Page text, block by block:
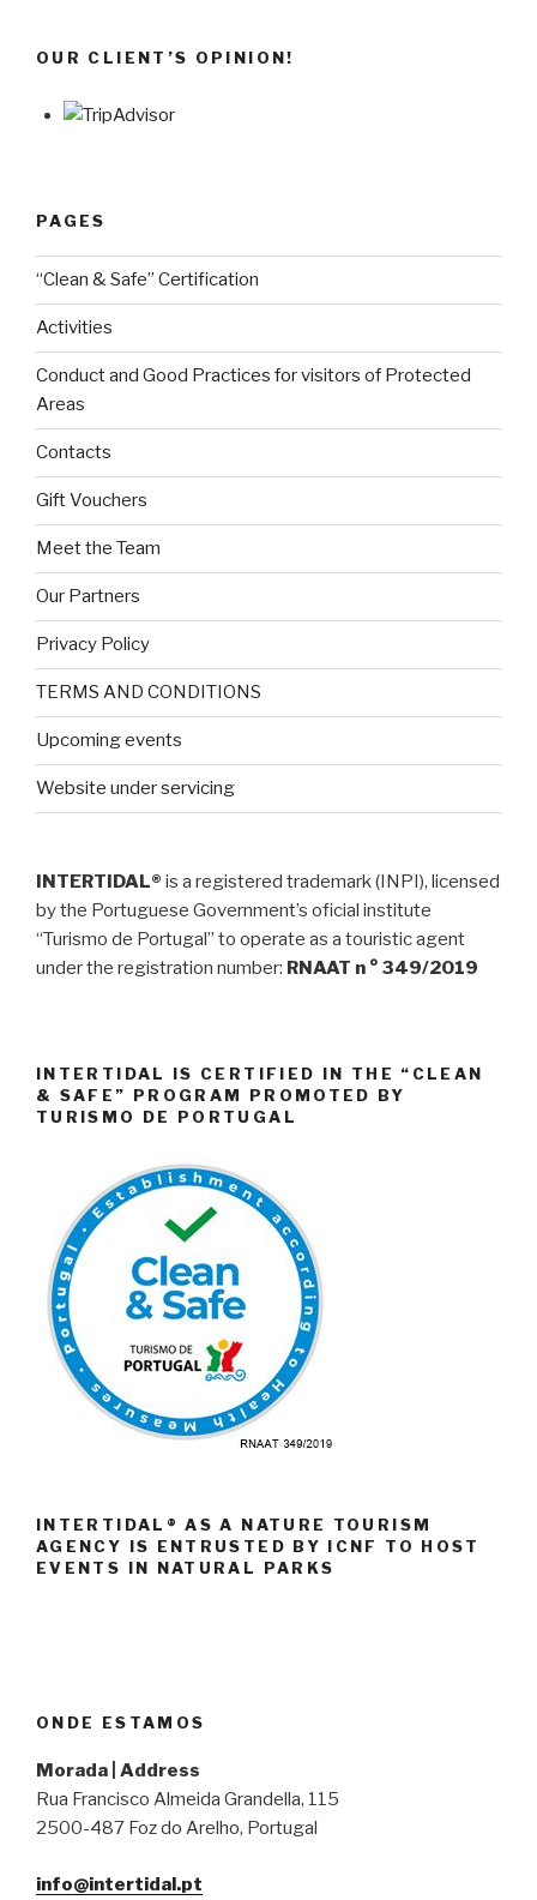
OUR CLIENT’S OPINION!
PAGES
“Clean & Safe” Certification
Activities
Conduct and Good Practices for visitors of Protected
Areas
Contacts
Gift Vouchers
Meet the Team
Our Partners
Privacy Policy
TERMS AND CONDITIONS
Upcoming events
Website under servicing
INTERTIDAL® is a registered trademark (INPI), licensed
by the Portuguese Government’s oficial institute
“Turismo de Portugal” to operate as a touristic agent
under the registration number: RNAAT n ° 349/2019
INTERTIDAL IS CERTIFIED IN THE “CLEAN
& SAFE” PROGRAM PROMOTED BY
TURISMO DE PORTUGAL
INTERTIDAL® AS A NATURE TOURISM
AGENCY IS ENTRUSTED BY ICNF TO HOST
EVENTS IN NATURAL PARKS
ONDE ESTAMOS
Morada | Address
Rua Francisco Almeida Grandella, 115
2500-487 Foz do Arelho, Portugal
info@intertidal.pt